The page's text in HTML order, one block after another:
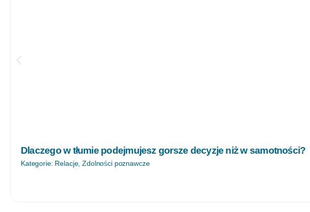
Dlaczego w tłumie podejmujesz gorsze decyzje niż w samotności?
Kategorie: Relacje,Zdolności poznawcze